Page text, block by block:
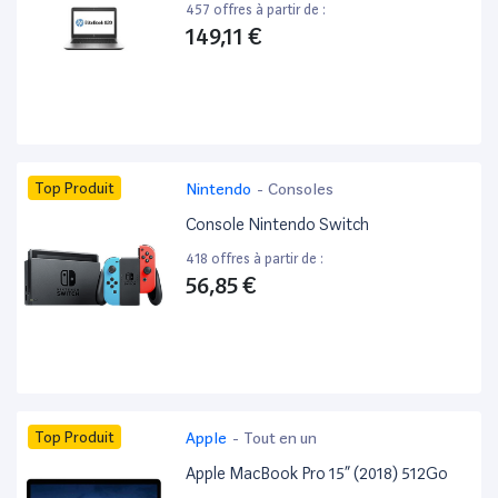
457 offres à partir de :
149,11 €
Top Produit Nintendo - Consoles
Console Nintendo Switch
418 offres à partir de :
56,85 €
Top Produit Apple - Tout en un
Apple MacBook Pro 15” (2018) 512Go